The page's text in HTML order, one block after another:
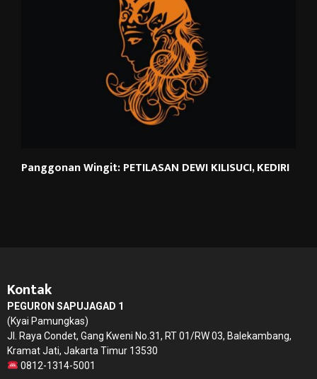
Panggonan Wingit: PETILASAN DEWI KILISUCI, KEDIRI
Kontak
PEGURON SAPUJAGAD 1
(Kyai Pamungkas)
Jl. Raya Condet, Gang Kweni No.31, RT 01/RW 03, Balekambang,
Kramat Jati, Jakarta Timur 13530
0812-1314-5001